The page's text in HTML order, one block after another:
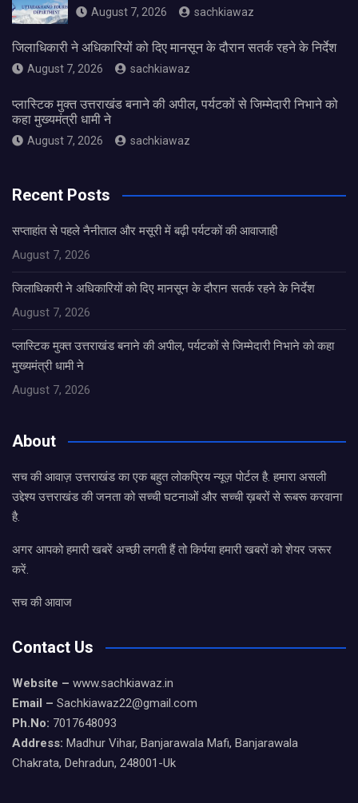
August 7, 2026 sachkiawaz
जिलाधिकारी ने अधिकारियों को दिए मानसून के दौरान सतर्क रहने के निर्देश
August 7, 2026 sachkiawaz
प्लास्टिक मुक्त उत्तराखंड बनाने की अपील, पर्यटकों से जिम्मेदारी निभाने को
कहा मुख्यमंत्री धामी ने
August 7, 2026 sachkiawaz
Recent Posts
सप्ताहांत से पहले नैनीताल और मसूरी में बढ़ी पर्यटकों की आवाजाही
August 7, 2026
जिलाधिकारी ने अधिकारियों को दिए मानसून के दौरान सतर्क रहने के निर्देश
August 7, 2026
प्लास्टिक मुक्त उत्तराखंड बनाने की अपील, पर्यटकों से जिम्मेदारी निभाने को कहा
मुख्यमंत्री धामी ने
August 7, 2026
About
सच की आवाज़ उत्तराखंड का एक बहुत लोकप्रिय न्यूज़ पोर्टल है. हमारा असली
उद्देश्य उत्तराखंड की जनता को सच्ची घटनाओं और सच्ची ख़बरों से रूबरू करवाना
है.
अगर आपको हमारी खबरें अच्छी लगती हैं तो किर्पया हमारी खबरों को शेयर जरूर
करें.
सच की आवाज
Contact Us
Website – www.sachkiawaz.in
Email – Sachkiawaz22@gmail.com
Ph.No: 7017648093
Address: Madhur Vihar, Banjarawala Mafi, Banjarawala
Chakrata, Dehradun, 248001-Uk